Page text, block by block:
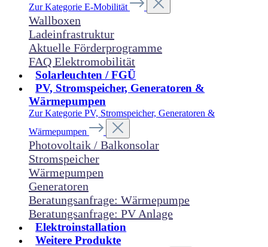
Zur Kategorie E-Mobilität
Wallboxen
Ladeinfrastruktur
Aktuelle Förderprogramme
FAQ Elektromobilität
Solarleuchten / FGÜ
PV, Stromspeicher, Generatoren &
Wärmepumpen
Zur Kategorie PV, Stromspeicher, Generatoren &
Wärmepumpen
Photovoltaik / Balkonsolar
Stromspeicher
Wärmepumpen
Generatoren
Beratungsanfrage: Wärmepumpe
Beratungsanfrage: PV Anlage
Elektroinstallation
Weitere Produkte